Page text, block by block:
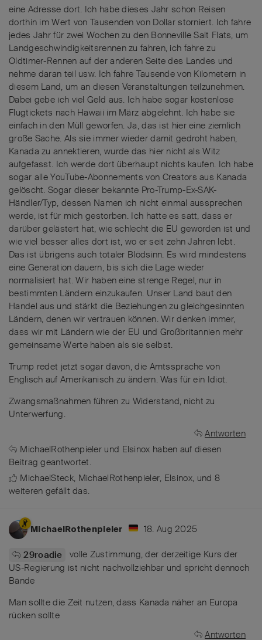
eine Adresse dort. Ich habe dieses Jahr schon Reisen
dorthin im Wert von Tausenden von Dollar storniert. Ich fahre
jedes Jahr für zwei Wochen zu den Bonneville Salt Flats, um
Landgeschwindigkeitsrennen zu fahren, ich fahre zu
Oldtimer-Rennen auf der anderen Seite des Landes und
nehme daran teil usw. Ich fahre Tausende von Kilometern in
diesem Land, um an diesen Veranstaltungen teilzunehmen.
Dabei gebe ich viel Geld aus. Ich habe sogar kostenlose
Flugtickets nach Hawaii im März abgelehnt. Ich habe sie
einfach in den Müll geworfen. Ja, das ist hier eine ziemlich
große Sache. Als sie immer wieder damit gedroht haben,
Kanada zu annektieren, wurde das hier nicht als Witz
aufgefasst. Ich werde dort überhaupt nichts kaufen. Ich habe
sogar alle YouTube-Abonnements von Creators aus Kanada
gelöscht. Sogar dieser bekannte Pro-Trump-Ex-SAK-
Händler/Typ, dessen Namen ich nicht einmal aussprechen
werde, ist für mich gestorben. Ich hatte es satt, dass er
darüber gelästert hat, wie schlecht die EU geworden ist und
wie viel besser alles dort ist, wo er seit zehn Jahren lebt.
Das ist übrigens auch totaler Blödsinn. Es wird mindestens
eine Generation dauern, bis sich die Lage wieder
normalisiert hat. Wir haben eine strenge Regel, nur in
bestimmten Ländern einzukaufen. Unser Land baut den
Handel aus und stärkt die Beziehungen zu gleichgesinnten
Ländern, denen wir vertrauen können. Wir denken immer,
dass wir mit Ländern wie der EU und Großbritannien mehr
gemeinsame Werte haben als sie selbst.
Trump redet jetzt sogar davon, die Amtssprache von
Englisch auf Amerikanisch zu ändern. Was für ein Idiot.
Zwangsmaßnahmen führen zu Widerstand, nicht zu
Unterwerfung.
Antworten
MichaelRothenpieler und Elsinox haben auf diesen
Beitrag geantwortet.
MichaelSteck, MichaelRothenpieler, Elsinox, und 8
weiteren gefällt das.
MichaelRothenpieler 18. Aug 2025
29roadie
volle Zustimmung, der derzeitige Kurs der
US-Regierung ist nicht nachvollziehbar und spricht dennoch
Bände
Man sollte die Zeit nutzen, dass Kanada näher an Europa
rücken sollte
Antworten